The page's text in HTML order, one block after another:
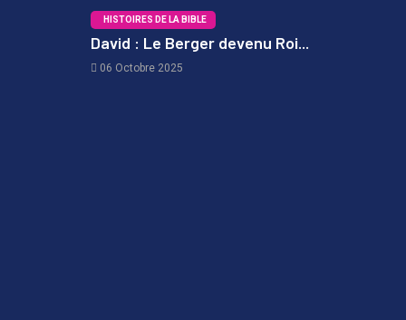
HISTOIRES DE LA BIBLE
David : Le Berger devenu Roi...
06 Octobre 2025